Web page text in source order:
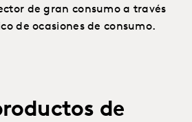
de gran consumo a través
de ocasiones de consumo.
de